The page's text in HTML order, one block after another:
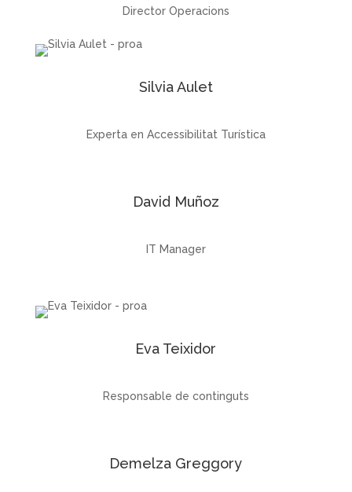
Director Operacions
Silvia Aulet
Experta en Accessibilitat Turística
David Muñoz
IT Manager
Eva Teixidor
Responsable de continguts
Demelza Greggory